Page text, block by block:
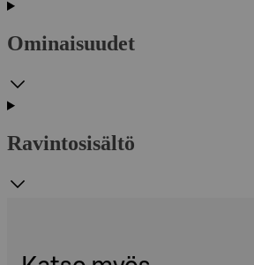
Ominaisuudet
Ravintosisältö